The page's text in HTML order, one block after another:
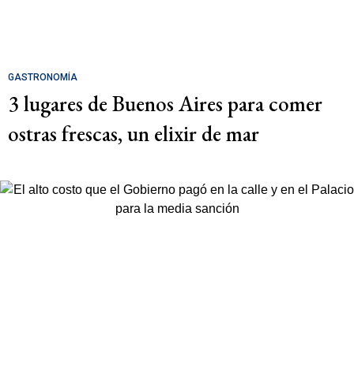
GASTRONOMÍA
3 lugares de Buenos Aires para comer
ostras frescas, un elixir de mar